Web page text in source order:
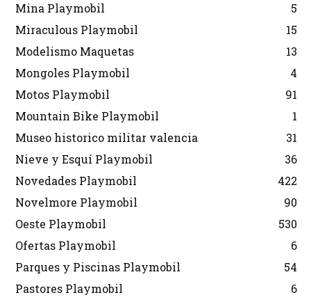
Mina Playmobil
5
Miraculous Playmobil
15
Modelismo Maquetas
13
Mongoles Playmobil
4
Motos Playmobil
91
Mountain Bike Playmobil
1
Museo historico militar valencia
31
Nieve y Esquí Playmobil
36
Novedades Playmobil
422
Novelmore Playmobil
90
Oeste Playmobil
530
Ofertas Playmobil
6
Parques y Piscinas Playmobil
54
Pastores Playmobil
6